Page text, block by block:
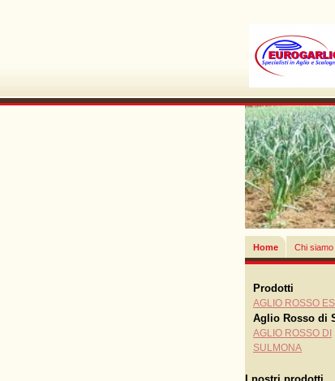
Home Chi siamo
Prodotti
AGLIO ROSSO
Aglio Rosso di
AGLIO ROSSO DI
SULMONA